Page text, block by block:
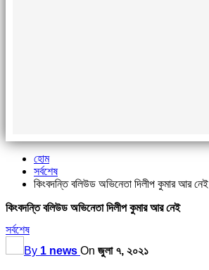
হোম
সর্বশেষ
কিংবদন্তি বলিউড অভিনেতা দিলীপ কুমার আর নেই
কিংবদন্তি বলিউড অভিনেতা দিলীপ কুমার আর নেই
সর্বশেষ
By 1 news On জুলা ৭, ২০২১